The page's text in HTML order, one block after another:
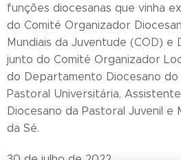
funções diocesanas que vinha
do Comité Organizador
Mundiais da Juventude (COD) e
junto do Comité Organizador
do Departamento Diocesano do
Pastoral Universitária,
Diocesano da Pastoral Juvenil e
da Sé.